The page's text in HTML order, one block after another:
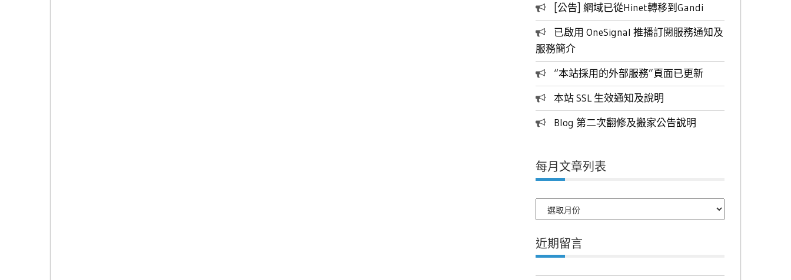
[公告] 網域已從Hinet轉移到Gandi
已啟用 OneSignal 推播訂閱服務通知及
服務簡介
“本站採用的外部服務”頁面已更新
本站 SSL 生效通知及說明
Blog 第二次翻修及搬家公告說明
每月文章列表
月
章
列
近期留言